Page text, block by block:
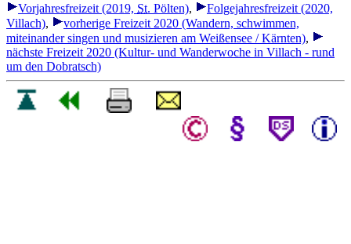
Vorjahresfreizeit (2019, St. Pölten),
Folgejahresfreizeit (2020,
Villach),
vorherige Freizeit 2020 (Wandern, schwimmen,
miteinander singen und musizieren am Weißensee / Kärnten),
nächste Freizeit 2020 (Kultur- und Wanderwoche in Villach - rund
um den Dobratsch)